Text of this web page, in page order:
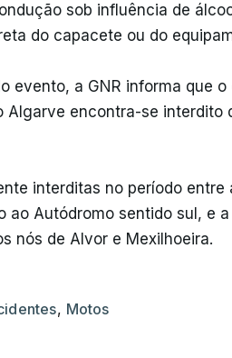
sob influência de
do capacete ou do
evento, a GNR informa que
Algarve encontra-se interdito
interditas no período
ao Autódromo sentido sul, e
nós de Alvor e Mexilhoeira.
, Motos